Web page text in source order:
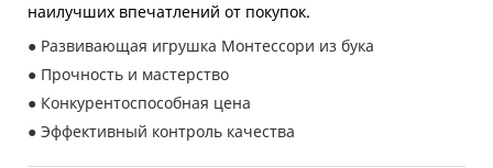
наилучших впечатлений от покупок.
● Развивающая игрушка Монтессори из бука
● Прочность и мастерство
● Конкурентоспособная цена
● Эффективный контроль качества